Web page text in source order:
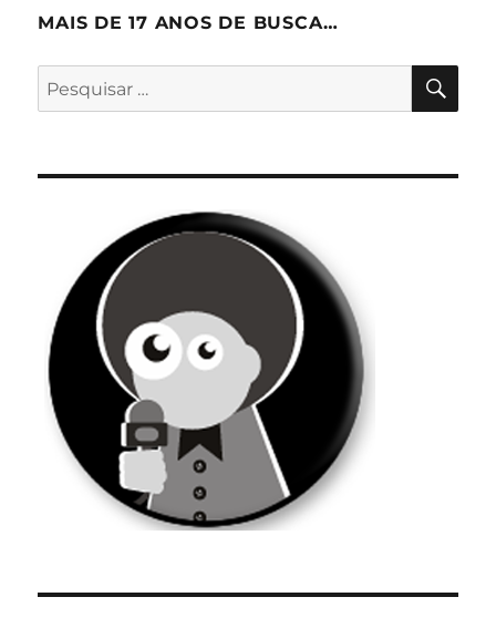
MAIS DE 17 ANOS DE BUSCA…
Pesquisar
por: